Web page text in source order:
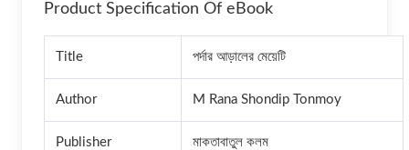
Product Specification Of eBook
Title পর্দার আড়ালের মেয়েটি
Author M Rana Shondip Tonmoy
Publisher মাকতাবাতুল কলম